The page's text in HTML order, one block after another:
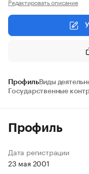
ПрофильВиды
Государственные
Профиль
Дата регистрации
23 мая 2001